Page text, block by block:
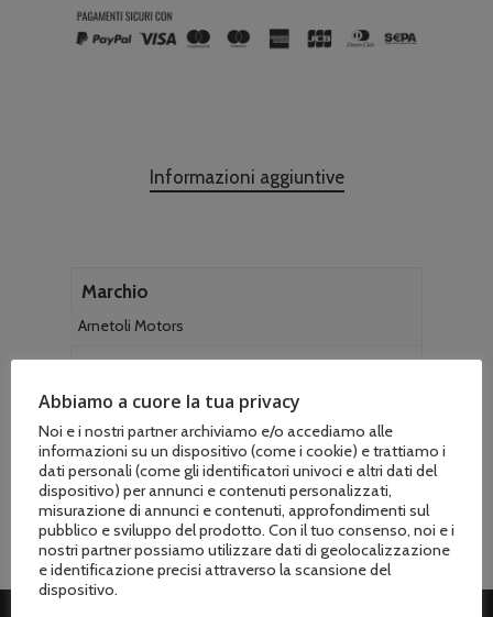
Informazioni aggiuntive
Marchio
Arnetoli Motors
attacco 8×1.25 Sx M., attacco 8×1.25 Sx F., attacco
10×1.25 Sx M., attacco 10×1.25 Sx F., attacco 10×1
Sx F.
Abbiamo a cuore la tua privacy
Noi e i nostri partner archiviamo e/o accediamo alle
informazioni su un dispositivo (come i cookie) e trattiamo i
dati personali (come gli identificatori univoci e altri dati del
dispositivo) per annunci e contenuti personalizzati,
misurazione di annunci e contenuti, approfondimenti sul
pubblico e sviluppo del prodotto. Con il tuo consenso, noi e i
nostri partner possiamo utilizzare dati di geolocalizzazione
e identificazione precisi attraverso la scansione del
dispositivo.